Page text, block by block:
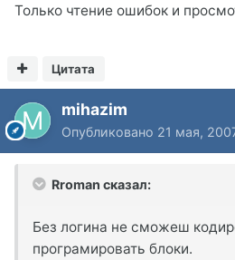
Только чтение ошибок и
Цитата
mihazim
Опубликовано 21 мая,
Rroman сказал:
Без логина не сможеш
програмировать блоки.